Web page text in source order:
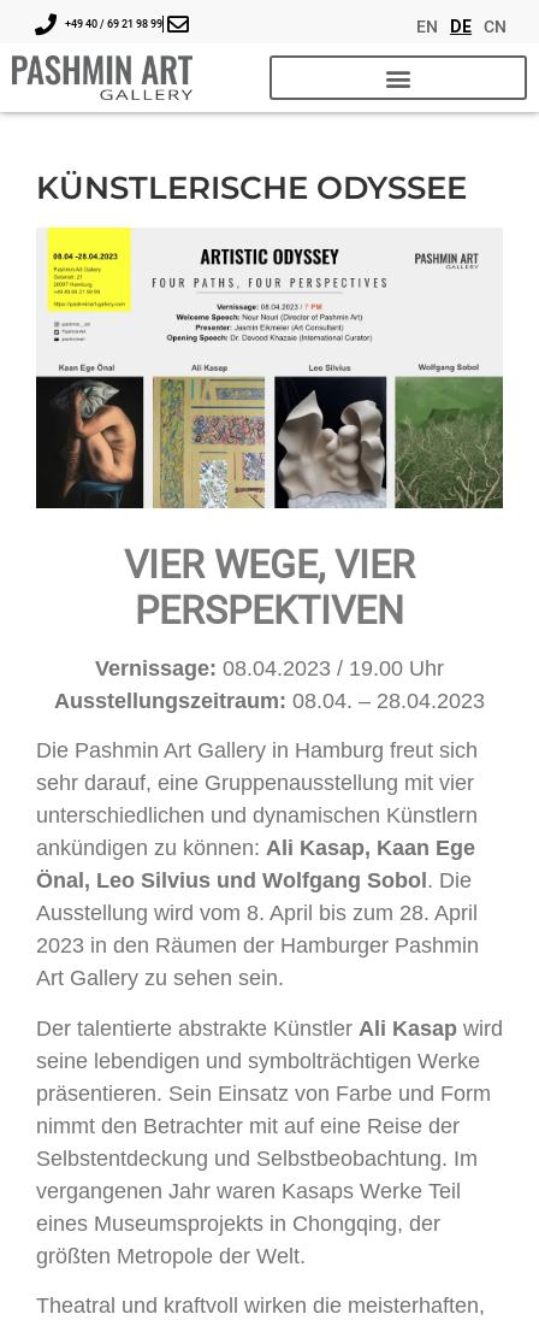
+49 40 / 69 21 98 99 EN DE CN
KÜNSTLERISCHE ODYSSEE
VIER WEGE, VIER
PERSPEKTIVEN
Vernissage: 08.04.2023 / 19.00 Uhr
Ausstellungszeitraum: 08.04. ­– 28.04.2023
Die Pashmin Art Gallery in Hamburg freut sich
sehr darauf, eine Gruppenausstellung mit vier
unterschiedlichen und dynamischen Künstlern
ankündigen zu können: Ali Kasap, Kaan Ege
Önal, Leo Silvius und Wolfgang Sobol . Die
Ausstellung wird vom 8. April bis zum 28. April
2023 in den Räumen der Hamburger Pashmin
Art Gallery zu sehen sein.
Der talentierte abstrakte Künstler Ali Kasap wird
seine lebendigen und symbolträchtigen Werke
präsentieren. Sein Einsatz von Farbe und Form
nimmt den Betrachter mit auf eine Reise der
Selbstentdeckung und Selbstbeobachtung. Im
vergangenen Jahr waren Kasaps Werke Teil
eines Museumsprojekts in Chongqing, der
größten Metropole der Welt.
Theatral und kraftvoll wirken die meisterhaften,